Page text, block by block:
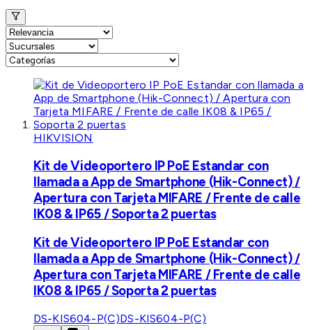
HIKVISION
Kit de Videoportero IP PoE Estandar con
llamada a App de Smartphone (Hik-Connect) /
Apertura con Tarjeta MIFARE / Frente de calle
IK08 & IP65 / Soporta 2 puertas
Kit de Videoportero IP PoE Estandar con
llamada a App de Smartphone (Hik-Connect) /
Apertura con Tarjeta MIFARE / Frente de calle
IK08 & IP65 / Soporta 2 puertas
DS-KIS604-P(C)DS-KIS604-P(C)